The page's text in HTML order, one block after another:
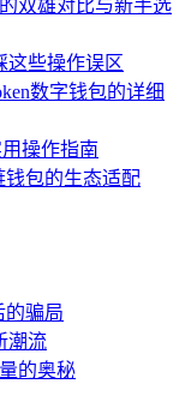
双雄对比与新手选
这些操作误区
数字钱包的详细
操作指南
钱包的生态适配
的骗局
潮流
的奥秘